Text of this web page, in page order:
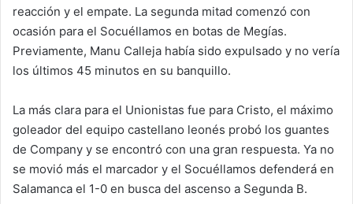
reacción y el empate. La segunda mitad comenzó con
ocasión para el Socuéllamos en botas de Megías.
Previamente, Manu Calleja había sido expulsado y no vería
los últimos 45 minutos en su banquillo.
La más clara para el Unionistas fue para Cristo, el máximo
goleador del equipo castellano leonés probó los guantes
de Company y se encontró con una gran respuesta. Ya no
se movió más el marcador y el Socuéllamos defenderá en
Salamanca el 1-0 en busca del ascenso a Segunda B.